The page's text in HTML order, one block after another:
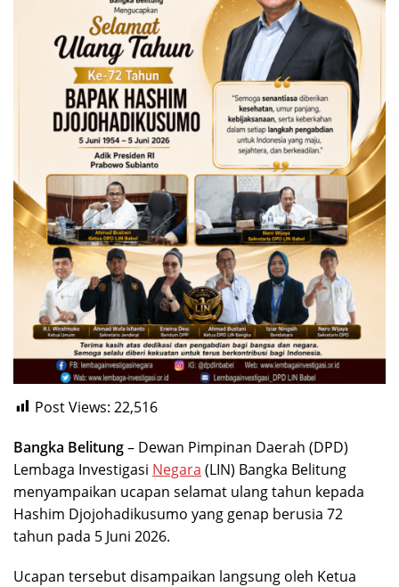
Post Views: 22,516
Bangka Belitung– Dewan Pimpinan Daerah (DPD)
Lembaga Investigasi Negara (LIN) Bangka Belitung
menyampaikan ucapan selamat ulang tahun kepada
Hashim Djojohadikusumo yang genap berusia 72
tahun pada 5 Juni 2026.
Ucapan tersebut disampaikan langsung oleh Ketua